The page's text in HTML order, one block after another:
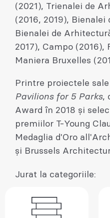
(2021), Trienalei de
(2016, 2019), Bienalei
Bienalei de
2017), Campo (2016),
Maniera Bruxelles
Printre proiectele
Pavilions for 5 Parks,
Award în 2018 și
premiilor T-Young
Medaglia d'Oro
și Brussels
Jurat la categoriile: